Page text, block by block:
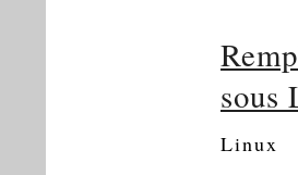
sous
Linux